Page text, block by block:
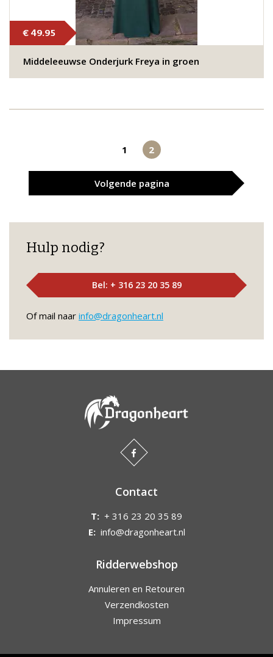
€ 49.95
Middeleeuwse Onderjurk Freya in groen
1 2
Volgende pagina
Hulp nodig?
Bel: + 316 23 20 35 89
Of mail naar info@dragonheart.nl
Contact
T: + 316 23 20 35 89
E: info@dragonheart.nl
Ridderwebshop
Annuleren en Retouren
Verzendkosten
Impressum